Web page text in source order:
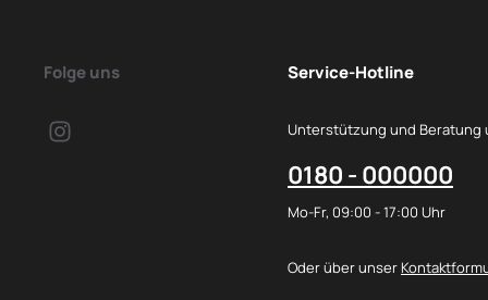
Folge uns Service-Hotline
Unterstützung und Beratung
0180 - 000000
Mo-Fr, 09:00 - 17:00 Uhr
Oder über unser